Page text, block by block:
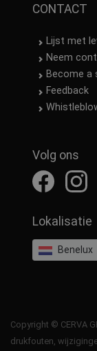
CONTACT
Lijst met
Neem
Become a
Feedback
Volg ons
Lokalisatie
Benelux
Copyright © CERVA
drukfouten,